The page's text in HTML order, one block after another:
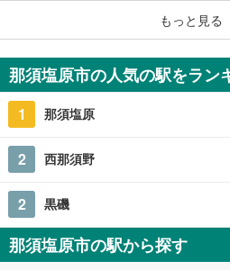
成約でもら
那須塩原市石
680万円
3SLDK
もっと見る
那須塩原市の人気の駅をラン
1 那須塩原
2 西那須野
2 黒磯
那須塩原市の駅から探す